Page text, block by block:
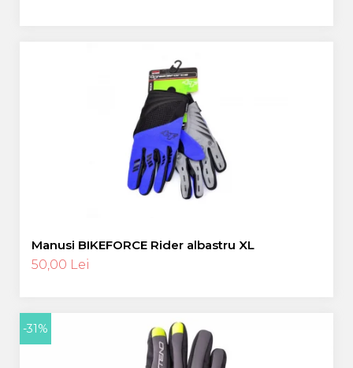
Manusi BIKEFORCE Rider albastru XL
50,00 Lei
-31%